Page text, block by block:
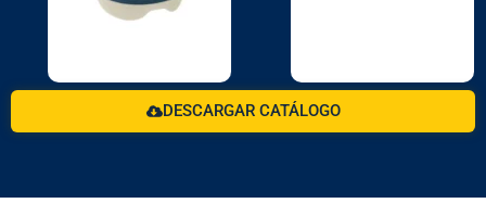
DESCARGAR CATÁLOGO